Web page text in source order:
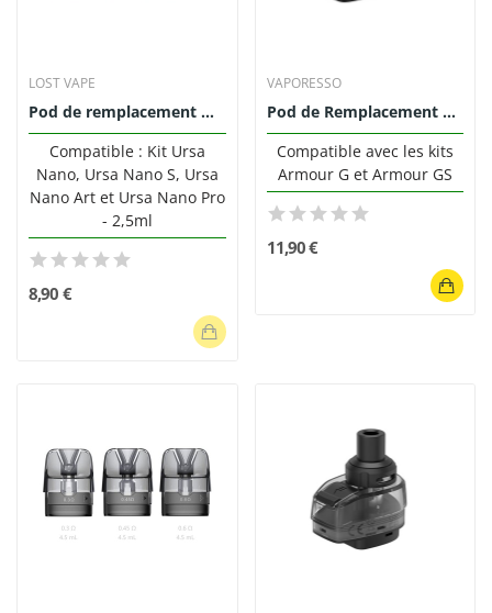
LOST VAPE
Pod de remplacement Ursa Nano 2.5ml Lost Vape...
Compatible : Kit Ursa
Nano, Ursa Nano S, Ursa
Nano Art et Ursa Nano Pro
- 2,5ml
8,90 €
VAPORESSO
Pod de Remplacement Armour G 5ml - Vaporesso
Compatible avec les kits
Armour G et Armour GS
11,90 €